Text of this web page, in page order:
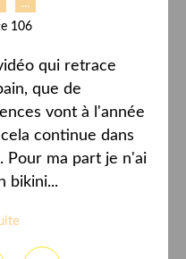
…
106
qui retrace
que de
vont à l'année
continue dans
Pour ma part je n'ai
bikini...